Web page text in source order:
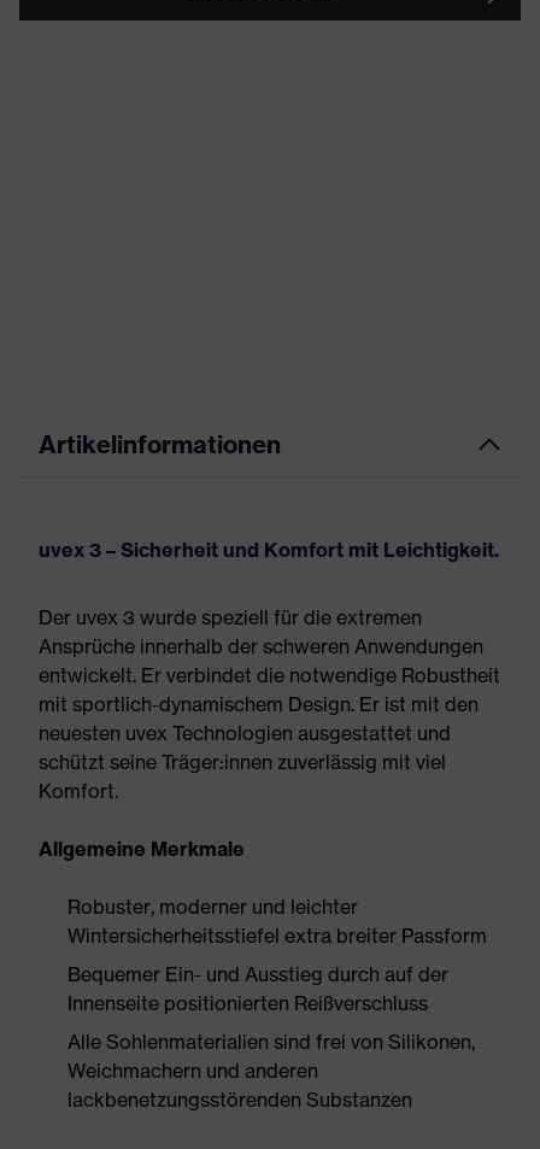
Artikelinformationen
uvex 3 – Sicherheit und Komfort mit Leichtigkeit.
Der uvex 3 wurde speziell für die extremen
Ansprüche innerhalb der schweren Anwendungen
entwickelt. Er verbindet die notwendige Robustheit
mit sportlich-dynamischem Design. Er ist mit den
neuesten uvex Technologien ausgestattet und
schützt seine Träger:innen zuverlässig mit viel
Komfort.
Allgemeine Merkmale
Robuster, moderner und leichter
Wintersicherheitsstiefel extra breiter Passform
Bequemer Ein- und Ausstieg durch auf der
Innenseite positionierten Reißverschluss
Alle Sohlenmaterialien sind frei von Silikonen,
Weichmachern und anderen
lackbenetzungsstörenden Substanzen